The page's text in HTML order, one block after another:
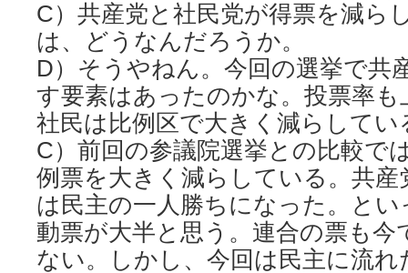
C）共産党と社民党が得票を減ら
は、どうなんだろうか。
D）そうやねん。今回の選挙で共
す要素はあったのかな。投票率
社民は比例区で大きく減らしてい
C）前回の参議院選挙との比較で
例票を大きく減らしている。共
は民主の一人勝ちになった。と
動票が大半と思う。連合の票も
ない。しかし、今回は民主に流れ